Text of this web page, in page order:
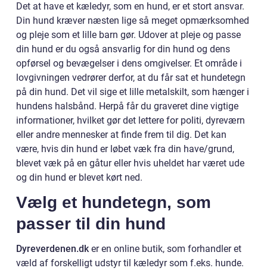
Det at have et kæledyr, som en hund, er et stort ansvar.
Din hund kræver næsten lige så meget opmærksomhed
og pleje som et lille barn gør. Udover at pleje og passe
din hund er du også ansvarlig for din hund og dens
opførsel og bevægelser i dens omgivelser. Et område i
lovgivningen vedrører derfor, at du får sat et hundetegn
på din hund. Det vil sige et lille metalskilt, som hænger i
hundens halsbånd. Herpå får du graveret dine vigtige
informationer, hvilket gør det lettere for politi, dyreværn
eller andre mennesker at finde frem til dig. Det kan
være, hvis din hund er løbet væk fra din have/grund,
blevet væk på en gåtur eller hvis uheldet har været ude
og din hund er blevet kørt ned.
Vælg et hundetegn, som
passer til din hund
Dyreverdenen.dker en online butik, som forhandler et
væld af forskelligt udstyr til kæledyr som f.eks. hunde.